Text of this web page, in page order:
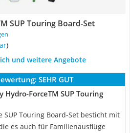
SUP Touring Board-Set
)
und weitere Angebote
SEHR GUT
Hydro-ForceTM SUP Touring
SUP Touring Board-Set besticht mit
es auch für Familienausflüge